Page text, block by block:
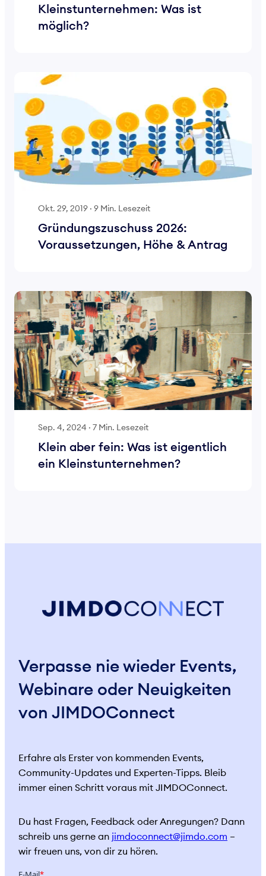
Kleinstunternehmen: Was ist
möglich?
Okt. 29, 2019 · 9 Min. Lesezeit
Gründungszuschuss 2026:
Voraussetzungen, Höhe & Antrag
Sep. 4, 2024 · 7 Min. Lesezeit
Klein aber fein: Was ist eigentlich
ein Kleinstunternehmen?
Verpasse nie wieder Events,
Webinare oder Neuigkeiten
von JIMDOConnect
Erfahre als Erster von kommenden Events,
Community-Updates und Experten-Tipps. Bleib
immer einen Schritt voraus mit JIMDOConnect.
Du hast Fragen, Feedback oder Anregungen? Dann
schreib uns gerne an jimdoconnect@jimdo.com –
wir freuen uns, von dir zu hören.